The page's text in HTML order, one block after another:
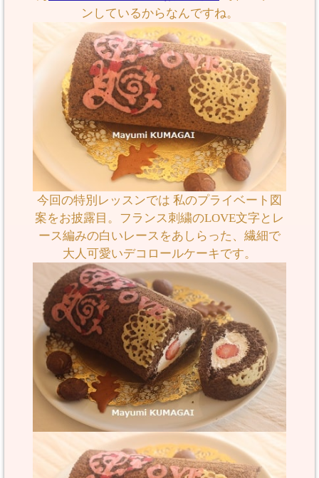
ンしているからなんですね。
今回の特別レッスンでは 私のプライベート図
案をお披露目。フランス刺繍のLOVE文字とレ
ース編みの白いレースをあしらった、繊細で
大人可愛いデコロールケーキです。